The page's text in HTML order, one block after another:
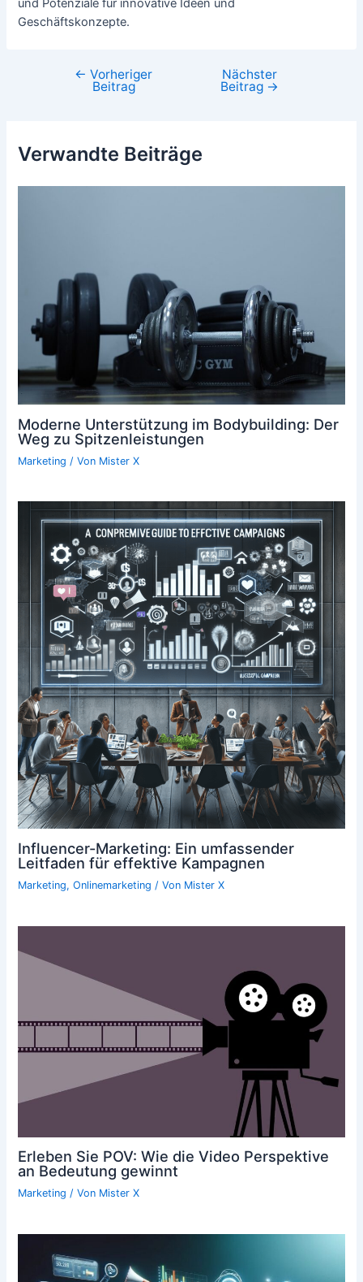
und Potenziale für innovative Ideen und
Geschäftskonzepte.
Beitragsnavigation
← Vorheriger
Beitrag
Nächster
Beitrag →
Verwandte Beiträge
Moderne Unterstützung im Bodybuilding: Der
Weg zu Spitzenleistungen
Marketing / Von Mister X
Influencer-Marketing: Ein umfassender
Leitfaden für effektive Kampagnen
Marketing,Onlinemarketing / Von Mister X
Erleben Sie POV: Wie die Video Perspektive
an Bedeutung gewinnt
Marketing / Von Mister X